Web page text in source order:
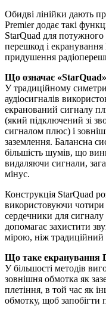
Обидві лінійки дають
Premier додає такі
StarQuad для
перешкод і
придушення
Що означає
У традиційному
аудіосигналів
екранований сигналу
(який підключений зі
сигналом плюс) і
заземлення. Балансна
більшість шумів, що
видаляючи сигнали,
мінус.
Конструкція StarQuad
використовуючи чотири
сердечники для
допомагає захистити
мірою, ніж традиційний
Що таке екранування
У більшості методів
зовнішня обмотка як
плетіння, в той час як
обмотку, щоб запобігти